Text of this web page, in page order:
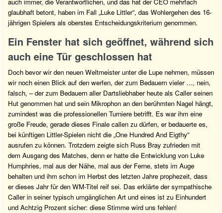
glaubhaft betont, haben im Fall „Luke Littler“, das Wohlergehen des 16-
jährigen Spielers als oberstes Entscheidungskriterium genommen.
Ein Fenster hat sich geöffnet, während sich
auch eine Tür geschlossen hat
Doch bevor wir den neuen Weltmeister unter die Lupe nehmen, müssen
wir noch einen Blick auf den werfen, der zum Bedauern vieler …, nein,
falsch, – der zum Bedauern aller Dartsliebhaber heute als Caller seinen
Hut genommen hat und sein Mikrophon an den berühmten Nagel hängt,
zumindest was die professionellen Turniere betrifft. Es war ihm eine
große Freude, gerade dieses Finale callen zu dürfen, er bedauerte es,
bei künftigen Littler-Spielen nicht die „One Hundred And Eigthy“
ausrufen zu können. Trotzdem zeigte sich Russ Bray zufrieden mit
dem Ausgang des Matches, denn er hatte die Entwicklung von Luke
Humphries, mal aus der Nähe, mal aus der Ferne, stets im Auge
behalten und ihm schon im Herbst des letzten Jahre prophezeit, dass
er dieses Jahr für den WM-Titel reif sei. Das erklärte der sympathische
Caller in seiner typisch umgänglichen Art und eines ist zu Einhundert
und Achtzig Prozent sicher: diese Stimme wird uns fehlen!